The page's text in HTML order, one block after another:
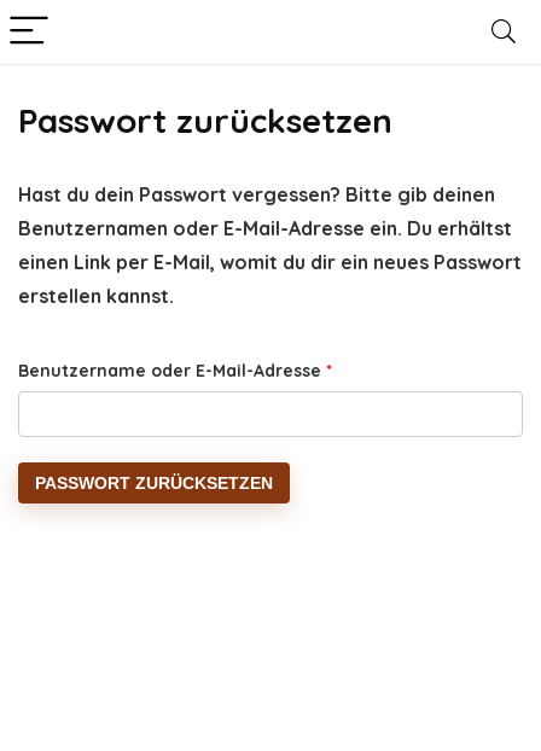
Passwort zurücksetzen
Hast du dein Passwort vergessen? Bitte gib deinen
Benutzernamen oder E-Mail-Adresse ein. Du erhältst
einen Link per E-Mail, womit du dir ein neues Passwort
erstellen kannst.
Benutzername oder E-Mail-Adresse *Erforderlich
PASSWORT ZURÜCKSETZEN